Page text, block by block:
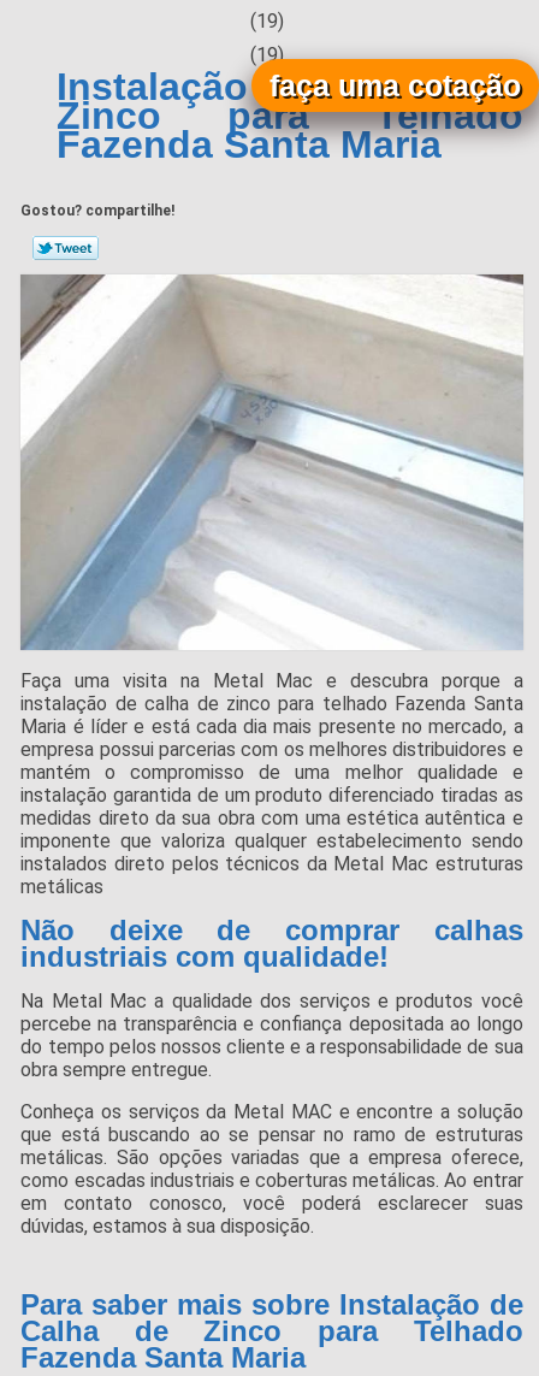
(19)
(19)
Instalação de Calha de
Zinco para Telhado
Fazenda Santa Maria
Gostou? compartilhe!
Faça uma visita na Metal Mac e descubra porque a
instalação de calha de zinco para telhado Fazenda Santa
Maria é líder e está cada dia mais presente no mercado, a
empresa possui parcerias com os melhores distribuidores e
mantém o compromisso de uma melhor qualidade e
instalação garantida de um produto diferenciado tiradas as
medidas direto da sua obra com uma estética autêntica e
imponente que valoriza qualquer estabelecimento sendo
instalados direto pelos técnicos da Metal Mac estruturas
metálicas
Não deixe de comprar calhas
industriais com qualidade!
Na Metal Mac a qualidade dos serviços e produtos você
percebe na transparência e confiança depositada ao longo
do tempo pelos nossos cliente e a responsabilidade de sua
obra sempre entregue.
Conheça os serviços da Metal MAC e encontre a solução
que está buscando ao se pensar no ramo de estruturas
metálicas. São opções variadas que a empresa oferece,
como escadas industriais e coberturas metálicas. Ao entrar
em contato conosco, você poderá esclarecer suas
dúvidas, estamos à sua disposição.
Para saber mais sobre Instalação de
Calha de Zinco para Telhado
Fazenda Santa Maria
faça uma cotação